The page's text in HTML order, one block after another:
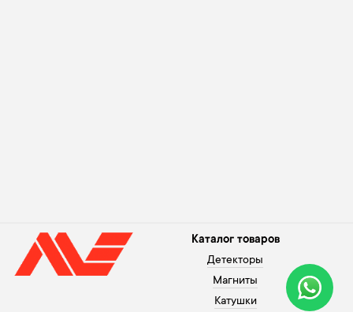
Каталог товаров
Детекторы
Магниты
Катушки